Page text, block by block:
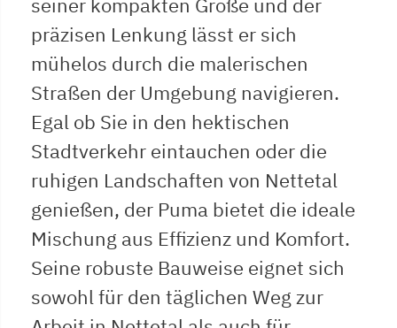
präzisen Lenkung lässt er sich
mühelos durch die malerischen
Straßen der Umgebung navigieren.
Egal ob Sie in den hektischen
Stadtverkehr eintauchen oder die
ruhigen Landschaften von Nettetal
genießen, der Puma bietet die ideale
Mischung aus Effizienz und Komfort.
Seine robuste Bauweise eignet sich
sowohl für den täglichen Weg zur